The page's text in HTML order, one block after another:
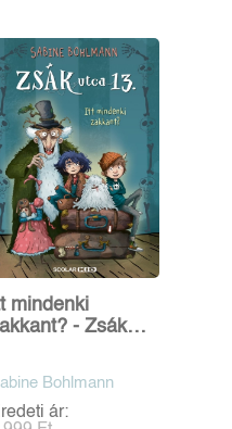
mindenki
- Zsák
Bohlmann
ár: